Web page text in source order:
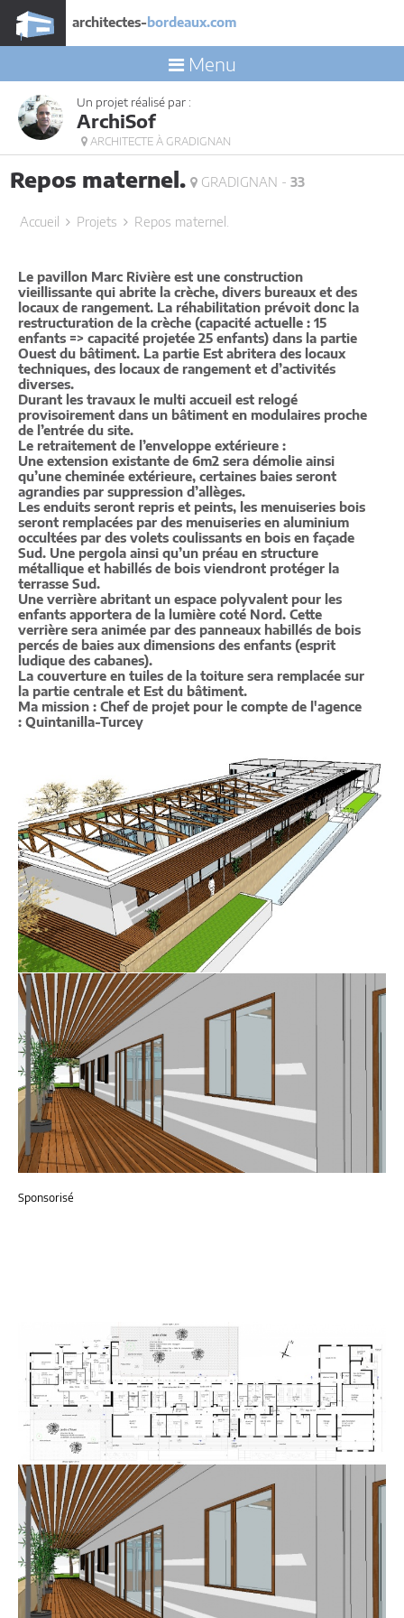
architectes- bordeaux.com
Menu
Un projet réalisé par :
ArchiSof
ARCHITECTE À GRADIGNAN
Repos maternel. GRADIGNAN - 33
Accueil Projets Repos maternel.
Le pavillon Marc Rivière est une construction
vieillissante qui abrite la crèche, divers bureaux et des
locaux de rangement. La réhabilitation prévoit donc la
restructuration de la crèche (capacité actuelle : 15
enfants => capacité projetée 25 enfants) dans la partie
Ouest du bâtiment. La partie Est abritera des locaux
techniques, des locaux de rangement et d’activités
diverses.
Durant les travaux le multi accueil est relogé
provisoirement dans un bâtiment en modulaires proche
de l’entrée du site.
Le retraitement de l’enveloppe extérieure :
Une extension existante de 6m2 sera démolie ainsi
qu’une cheminée extérieure, certaines baies seront
agrandies par suppression d’allèges.
Les enduits seront repris et peints, les menuiseries bois
seront remplacées par des menuiseries en aluminium
occultées par des volets coulissants en bois en façade
Sud. Une pergola ainsi qu’un préau en structure
métallique et habillés de bois viendront protéger la
terrasse Sud.
Une verrière abritant un espace polyvalent pour les
enfants apportera de la lumière coté Nord. Cette
verrière sera animée par des panneaux habillés de bois
percés de baies aux dimensions des enfants (esprit
ludique des cabanes).
La couverture en tuiles de la toiture sera remplacée sur
la partie centrale et Est du bâtiment.
Ma mission : Chef de projet pour le compte de l'agence
: Quintanilla-Turcey
Sponsorisé